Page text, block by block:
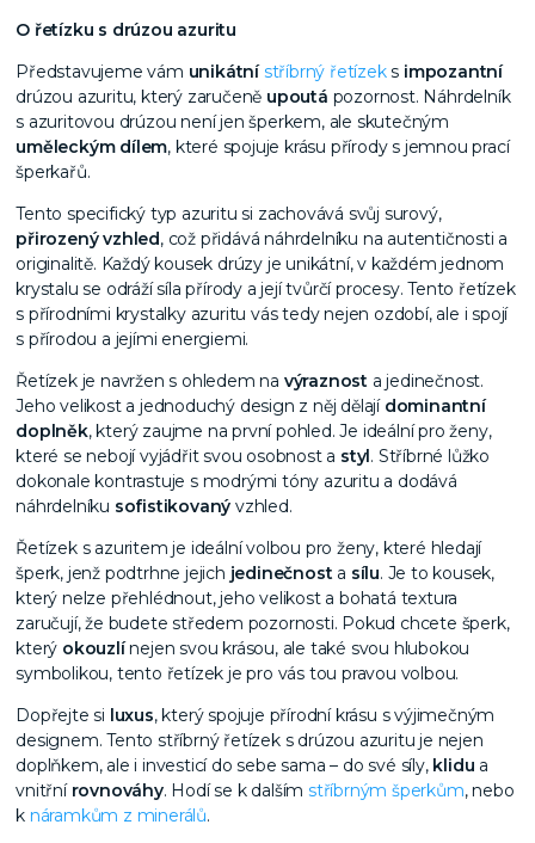
O řetízku s drúzou azuritu
Představujeme vám unikátnístříbrný řetízeks impozantní
drúzou azuritu, který zaručeně upoutá pozornost. Náhrdelník
s azuritovou drúzou není jen šperkem, ale skutečným
uměleckým dílem, které spojuje krásu přírody s jemnou prací
šperkařů.
Tento specifický typ azuritu si zachovává svůj surový,
přirozený vzhled, což přidává náhrdelníku na autentičnosti a
originalitě. Každý kousek drúzy je unikátní, v každém jednom
krystalu se odráží síla přírody a její tvůrčí procesy. Tento řetízek
s přírodními krystalky azuritu vás tedy nejen ozdobí, ale i spojí
s přírodou a jejími energiemi.
Řetízek je navržen s ohledem na výraznosta jedinečnost.
Jeho velikost a jednoduchý design z něj dělají dominantní
doplněk, který zaujme na první pohled. Je ideální pro ženy,
které se nebojí vyjádřit svou osobnost a styl . Stříbrné lůžko
dokonale kontrastuje s modrými tóny azuritu a dodává
náhrdelníku sofistikovaný vzhled.
Řetízek s azuritem je ideální volbou pro ženy, které hledají
šperk, jenž podtrhne jejich jedinečnosta sílu. Je to kousek,
který nelze přehlédnout, jeho velikost a bohatá textura
zaručují, že budete středem pozornosti. Pokud chcete šperk,
který okouzlínejen svou krásou, ale také svou hlubokou
symbolikou, tento řetízek je pro vás tou pravou volbou.
Dopřejte si luxus, který spojuje přírodní krásu s výjimečným
designem. Tento stříbrný řetízek s drúzou azuritu je nejen
doplňkem, ale i investicí do sebe sama – do své síly, klidu a
vnitřní rovnováhy. Hodí se k dalším stříbrným šperkům, nebo
k náramkům z minerálů.